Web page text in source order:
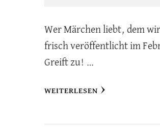
Wer Märchen liebt, dem
frisch veröffentlicht im
Greift zu! …
WEITERLESEN